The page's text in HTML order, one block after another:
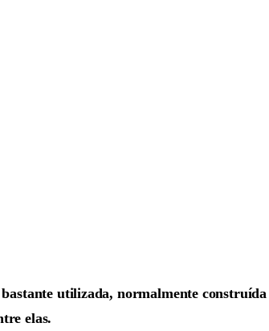
utilizada, normalmente
elas.